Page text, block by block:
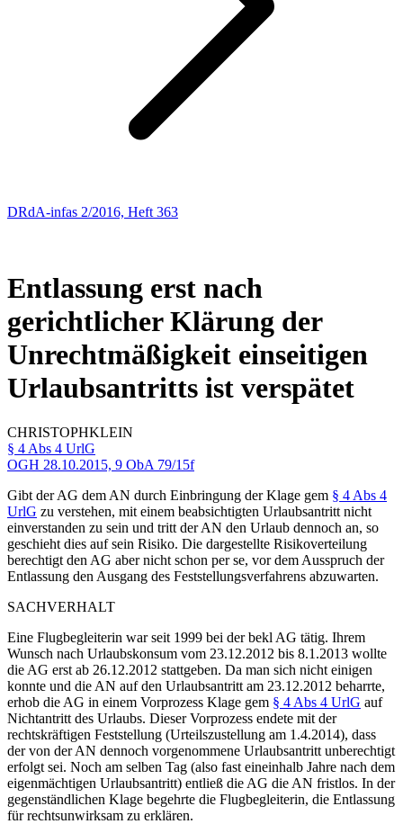
DRdA-infas 2/2016, Heft 363
Entlassung erst nach
gerichtlicher Klärung der
Unrechtmäßigkeit einseitigen
Urlaubsantritts ist verspätet
CHRISTOPHKLEIN
§ 4 Abs 4 UrlG
OGH 28.10.2015, 9 ObA 79/15f
Gibt der AG dem AN durch Einbringung der Klage gem § 4 Abs 4
UrlG zu verstehen, mit einem beabsichtigten Urlaubsantritt nicht
einverstanden zu sein und tritt der AN den Urlaub dennoch an, so
geschieht dies auf sein Risiko. Die dargestellte Risikoverteilung
berechtigt den AG aber nicht schon per se, vor dem Ausspruch der
Entlassung den Ausgang des Feststellungsverfahrens abzuwarten.
SACHVERHALT
Eine Flugbegleiterin war seit 1999 bei der bekl AG tätig. Ihrem
Wunsch nach Urlaubskonsum vom 23.12.2012 bis 8.1.2013 wollte
die AG erst ab 26.12.2012 stattgeben. Da man sich nicht einigen
konnte und die AN auf den Urlaubsantritt am 23.12.2012 beharrte,
erhob die AG in einem Vorprozess Klage gem § 4 Abs 4 UrlG auf
Nichtantritt des Urlaubs. Dieser Vorprozess endete mit der
rechtskräftigen Feststellung (Urteilszustellung am 1.4.2014), dass
der von der AN dennoch vorgenommene Urlaubsantritt unberechtigt
erfolgt sei. Noch am selben Tag (also fast eineinhalb Jahre nach dem
eigenmächtigen Urlaubsantritt) entließ die AG die AN fristlos. In der
gegenständlichen Klage begehrte die Flugbegleiterin, die Entlassung
für rechtsunwirksam zu erklären.